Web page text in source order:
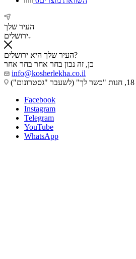
העיר שלך
ירושלים
העיר שלך היא ירושלים?
כן, זה נכון בחר אחר בחר אחר
info@kosherlekha.co.il
Facebook
Instagram
Telegram
YouTube
WhatsApp